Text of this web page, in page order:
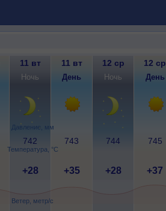
Давление, мм
Температура, °C
Ветер, метр/с
11 вт 11 вт 12 ср 12 ср
Ночь День Ночь День
742 743 744 745
+28 +35 +28 +37